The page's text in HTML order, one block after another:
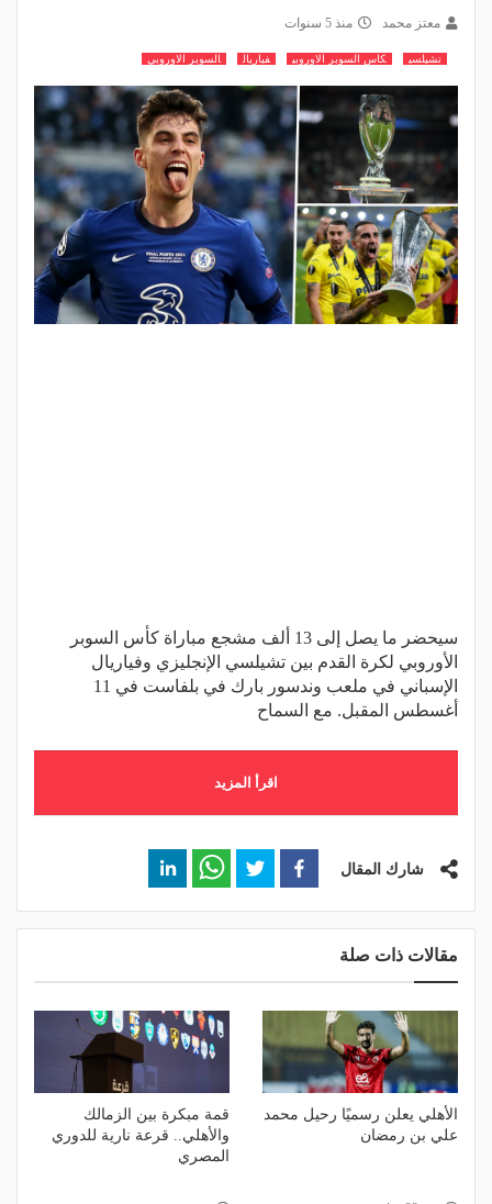
معتز محمد منذ 5 سنوات
تشيلسي كاس السوبر الاوروبي فياريال السوبر الاوروبي
سيحضر ما يصل إلى 13 ألف مشجع مباراة كأس السوبر
الأوروبي لكرة القدم بين تشيلسي الإنجليزي وفياريال
الإسباني في ملعب وندسور بارك في بلفاست في 11
أغسطس المقبل. مع السماح
اقرأ المزيد
شارك المقال
مقالات ذات صلة
الأهلي يعلن رسميًا رحيل محمد
علي بن رمضان
قمة مبكرة بين الزمالك
والأهلي.. قرعة نارية للدوري
المصري